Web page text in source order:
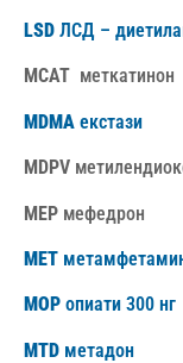
LSD ЛСД –
MCAT меткатинон
MDMA екстази
MDPV
MEP мефедрон
MET
MOP опиати 300 нг
MTD метадон